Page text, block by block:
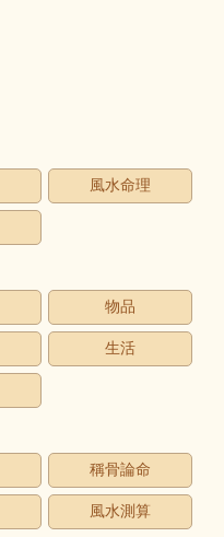
風水命理
物品
生活
稱骨論命
風水測算